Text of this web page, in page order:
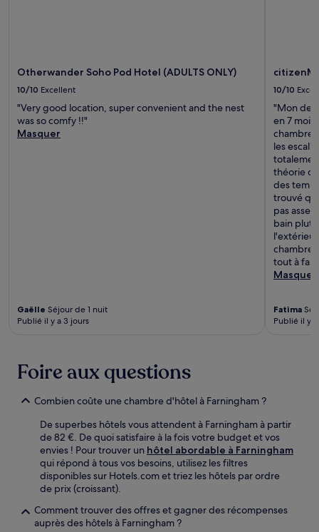
Otherwander Soho Pod Hotel (ADULTS ONLY)
10/10 Excellent
"Very good location, super convenient and the nest
was so comfy !!"
Masquer
Gaëlle Séjour de 1 nuit
Publié il y a 3 jours
citizenM
10/10
"Mon
en 7
chambre
les
théorie
des
trouvé
pas
bain
tout à fait
Masquer
Fatima
Publié il y
Foire aux questions
Combien coûte une chambre d'hôtel à Farningham ?
De superbes hôtels vous attendent à Farningham à partir
de 82 €. De quoi satisfaire à la fois votre budget et vos
envies ! Pour trouver un hôtel abordable à Farningham
qui répond à tous vos besoins, utilisez les filtres
disponibles sur Hotels.com et triez les hôtels par ordre
de prix (croissant).
Comment trouver des offres et gagner des récompenses
auprès des hôtels à Farningham ?